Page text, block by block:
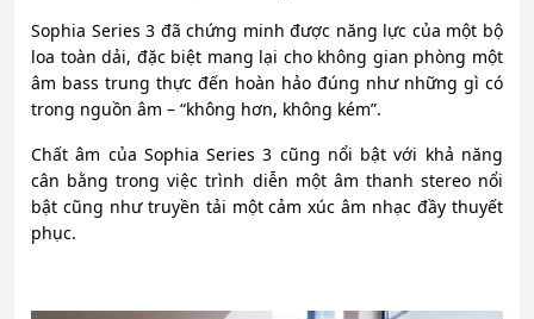
Sophia Series 3 đã chứng minh được năng lực của một bộ
loa toàn dải, đặc biệt mang lại cho không gian phòng một
âm bass trung thực đến hoàn hảo đúng như những gì có
trong nguồn âm – “không hơn, không kém”.
Chất âm của Sophia Series 3 cũng nổi bật với khả năng
cân bằng trong việc trình diễn một âm thanh stereo nổi
bật cũng như truyền tải một cảm xúc âm nhạc đầy thuyết
phục.